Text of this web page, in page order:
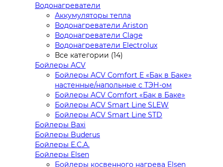
Водонагреватели
Аккумуляторы тепла
Водонагреватели Ariston
Водонагреватели Clage
Водонагреватели Electrolux
Все категории (14)
Бойлеры ACV
Бойлеры ACV Comfort E «Бак в Баке»
настенные/напольные c ТЭН-ом
Бойлеры ACV Comfort «Бак в Баке»
Бойлеры ACV Smart Line SLEW
Бойлеры ACV Smart Line STD
Бойлеры Baxi
Бойлеры Buderus
Бойлеры E.C.A.
Бойлеры Elsen
Бойлеры косвенного нагрева Elsen